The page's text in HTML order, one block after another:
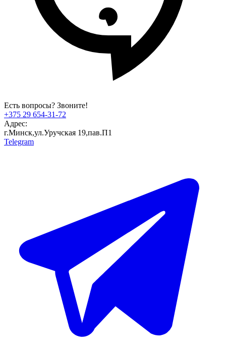
Есть вопросы? Звоните!
+375 29 654-31-72
Адрес:
г.Минск,ул.Уручская 19,пав.П1
Telegram